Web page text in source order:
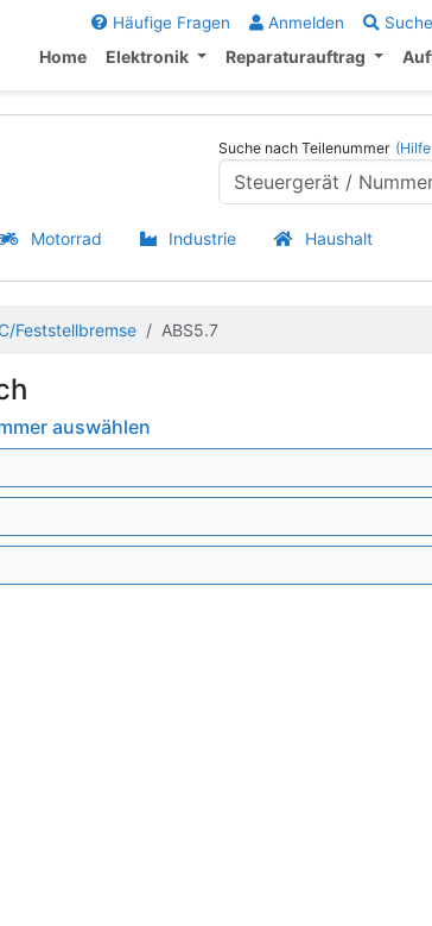
Häufige Fragen Anmelden Suche
Home Elektronik Reparaturauftrag
Suche nach Teilenummer
Motorrad Industrie Haushalt
Feststellbremse ABS5.7
auswählen